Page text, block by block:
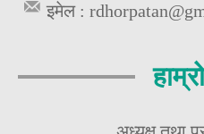
इमेल :